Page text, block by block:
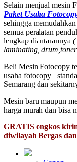
Selain menjual mesin
Paket Usaha Fotocopy
sehingga
semua peralatan
lengkap diantarannya (
laminating,
Beli Mesin Fotocopy
usaha fotocopy
Semarang dan
Mesin baru maupun
harga murah dan bisa
GRATIS ongkos
diwilayah Bergas